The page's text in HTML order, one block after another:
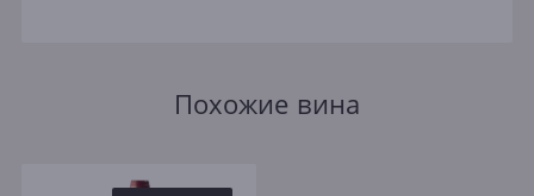
Похожие вина